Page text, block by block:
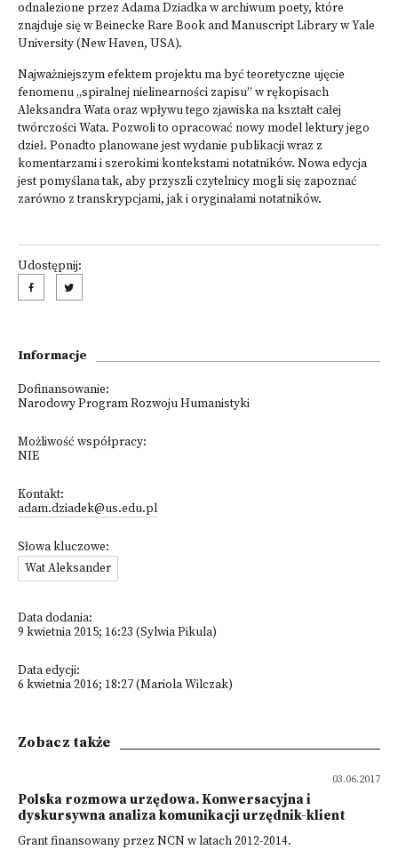
odnalezione przez Adama Dziadka w archiwum poety, które
znajduje się w Beinecke Rare Book and Manuscript Library w Yale
University (New Haven, USA).
Najważniejszym efektem projektu ma być teoretyczne ujęcie
fenomenu „spiralnej nielinearności zapisu” w rękopisach
Aleksandra Wata oraz wpływu tego zjawiska na kształt całej
twórczości Wata. Pozwoli to opracować nowy model lektury jego
dzieł. Ponadto planowane jest wydanie publikacji wraz z
komentarzami i szerokimi kontekstami notatników. Nowa edycja
jest pomyślana tak, aby przyszli czytelnicy mogli się zapoznać
zarówno z transkrypcjami, jak i oryginałami notatników.
Udostępnij:
Informacje
Dofinansowanie:
Narodowy Program Rozwoju Humanistyki
Możliwość współpracy:
NIE
Kontakt:
adam.dziadek@us.edu.pl
Słowa kluczowe:
Wat Aleksander
Data dodania:
9 kwietnia 2015; 16:23 (Sylwia Pikula)
Data edycji:
6 kwietnia 2016; 18:27 (Mariola Wilczak)
Zobacz także
03.06.2017
Polska rozmowa urzędowa. Konwersacyjna i
dyskursywna analiza komunikacji urzędnik-klient
Grant finansowany przez NCN w latach 2012-2014.